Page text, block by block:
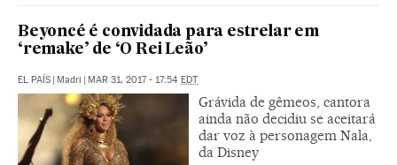
Beyoncé é convidada para estrelar em
‘remake’ de ‘O Rei Leão’
EL PAÍS | Madri | MAR 31, 2017 - 17:54 EDT
Grávida de gêmeos, cantora
ainda não decidiu se aceitará
dar voz à personagem Nala,
da Disney